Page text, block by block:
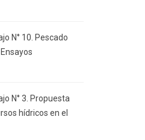
N° 10. Pescado
N° 3. Propuesta
hídricos en el